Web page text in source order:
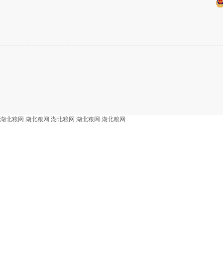
湖北粮网 湖北粮网 湖北粮网 湖北粮网 湖北粮网